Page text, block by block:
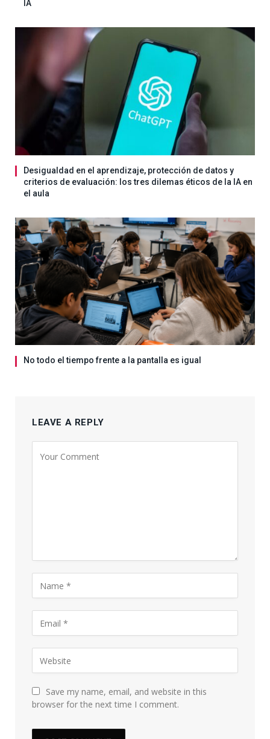
IA
Desigualdad en el aprendizaje, protección de datos y
criterios de evaluación: los tres dilemas éticos de la IA en
el aula
No todo el tiempo frente a la pantalla es igual
LEAVE A REPLY
Save my name, email, and website in this
browser for the next time I comment.